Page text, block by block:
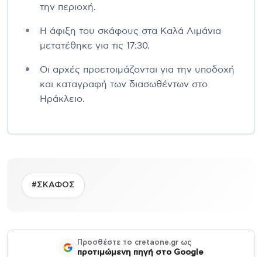
την περιοχή.
Η άφιξη του σκάφους στα Καλά Λιμάνια
μετατέθηκε για τις 17:30.
Οι αρχές προετοιμάζονται για την υποδοχή
και καταγραφή των διασωθέντων στο
Ηράκλειο.
#ΣΚΑΦΟΣ
Προσθέστε το cretaone.gr ως
προτιμώμενη πηγή στο Google